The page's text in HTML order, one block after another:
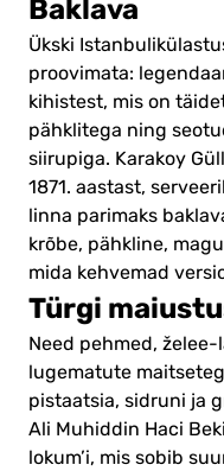
Baklava
Ükski
proovimata:
kihistest, mis on
pähklitega ning
siirupiga. Karakoy
1871. aastast,
linna parimaks
krõbe, pähkline,
mida kehvemad
Türgi
Need pehmed,
lugematute
pistaatsia, sidruni ja
Ali Muhiddin Haci
lokum’i, mis sobib